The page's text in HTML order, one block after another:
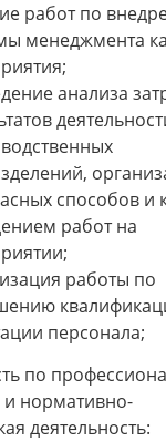
работ по
менеджмента
анализа
способов и
работ на
работы по
персонала;
по
и нормативно-
деятельность: